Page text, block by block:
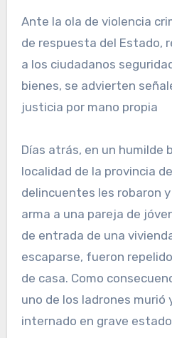
Ante la ola de violencia criminal, y ante la falta
de respuesta del Estado,
a los ciudadanos
bienes, se advierten
justicia por mano propia
Días atrás, en un humilde
localidad de la provincia
delincuentes les robaron
arma a una pareja de
de entrada de una
escaparse, fueron
de casa. Como
uno de los ladrones
internado en grave